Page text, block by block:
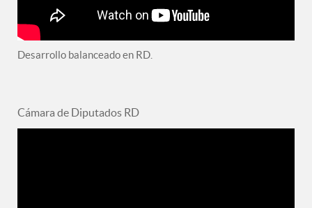
Desarrollo balanceado en RD.
Cámara de Diputados RD